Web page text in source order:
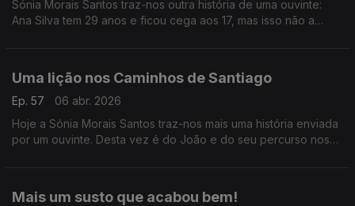
Sónia Morais Santos traz-nos outra história de uma ouvinte:
Ana Silva tem 29 anos e ficou cega aos 17, mas isso não a
Uma lição nos Caminhos de Santiago
Ep. 57
06 abr. 2026
Hoje a Sónia Morais Santos traz-nos mais uma história enviada
por um ouvinte. Desta vez é do João e do seu percurso nos
Mais um susto que acabou bem!